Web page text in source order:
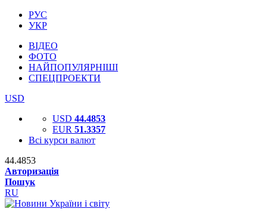
РУС
УКР
ВІДЕО
ФОТО
НАЙПОПУЛЯРНІШІ
СПЕЦПРОЕКТИ
USD
USD 44.4853
EUR 51.3357
Всі курси валют
44.4853
Авторизація
Пошук
RU